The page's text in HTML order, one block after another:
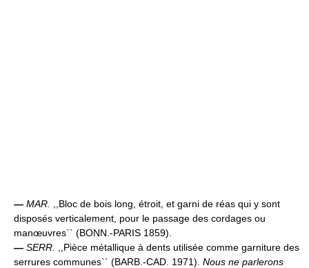
— MAR.
,,Bloc de bois long, étroit, et garni de réas qui y sont
disposés verticalement, pour le passage des cordages ou
manœuvres`` (BONN.-PARIS 1859).
— SERR.
,,Pièce métallique à dents utilisée comme garniture des
serrures communes`` (BARB.-CAD. 1971). Nous ne parlerons